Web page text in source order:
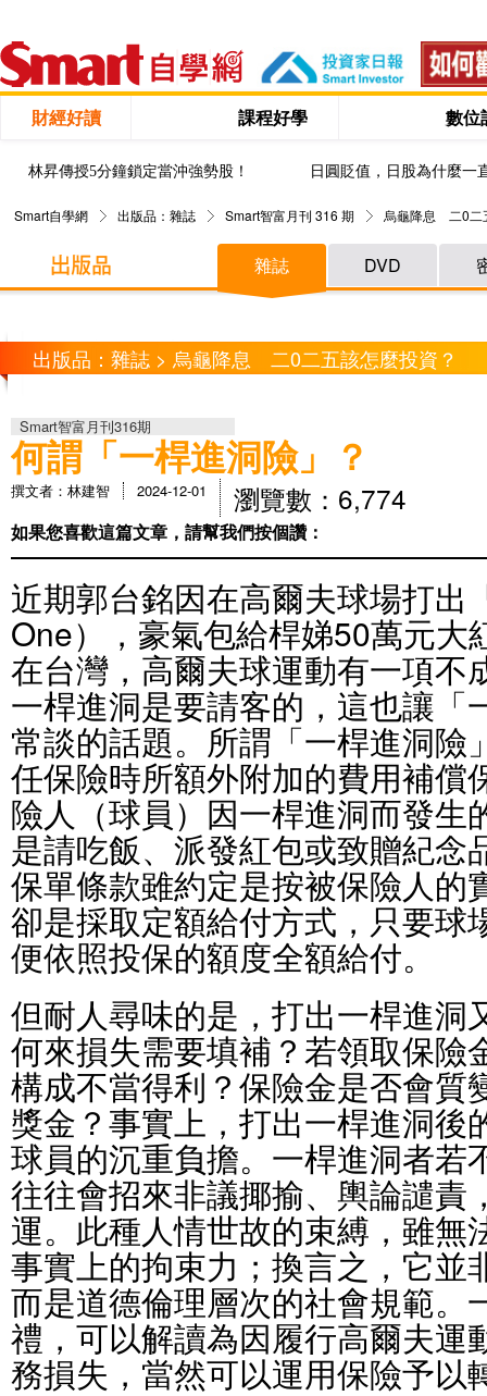
財經好讀 課程好學 數位
林昇傳授5分鐘鎖定當沖強勢股！ 日圓貶值，日股為什麼一
Smart自學網 出版品：雜誌 Smart智富月刊 316 期 烏龜降息 二0二
雜誌 DVD
出版品：雜誌 > 烏龜降息 二0二五該怎麼投資？
Smart智富月刊316期
何謂「一桿進洞險」？
撰文者：林建智 2024-12-01 瀏覽數：6,774
如果您喜歡這篇文章，請幫我們按個讚：
近期郭台銘因在高爾夫球場打出
One），豪氣包給桿娣50萬元大
在台灣，高爾夫球運動有一項不
一桿進洞是要請客的，這也讓「
常談的話題。所謂「一桿進洞險
任保險時所額外附加的費用補償
險人（球員）因一桿進洞而發生
是請吃飯、派發紅包或致贈紀念
保單條款雖約定是按被保險人的
卻是採取定額給付方式，只要球
便依照投保的額度全額給付。
但耐人尋味的是，打出一桿進洞
何來損失需要填補？若領取保險
構成不當得利？保險金是否會質
獎金？事實上，打出一桿進洞後
球員的沉重負擔。一桿進洞者若
往往會招來非議揶揄、輿論譴責
運。此種人情世故的束縛，雖無
事實上的拘束力；換言之，它並
而是道德倫理層次的社會規範。
禮，可以解讀為因履行高爾夫運
務損失，當然可以運用保險予以